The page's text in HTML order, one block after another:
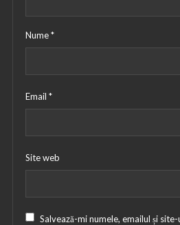
Nume*
Email *
Site web
Salvează-mi numele, emailul și